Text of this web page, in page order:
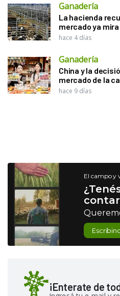
Ganadería
La hacienda
mercado ya
hace 4 días
Ganadería
China y la
mercado de la
hace 9 días
El campo y
¡Enterate de